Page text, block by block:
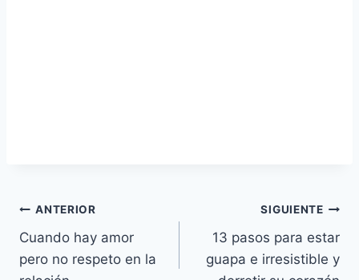
Navegación
de
ANTERIOR
Cuando hay amor
pero no respeto en la
SIGUIENTE
13 pasos para estar
guapa e irresistible y